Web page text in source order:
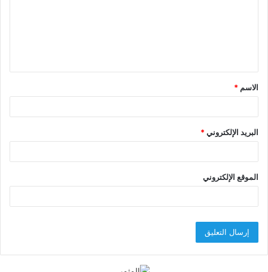
ق
*
الاسم *
البريد الإلكتروني*
الموقع الإلكتروني